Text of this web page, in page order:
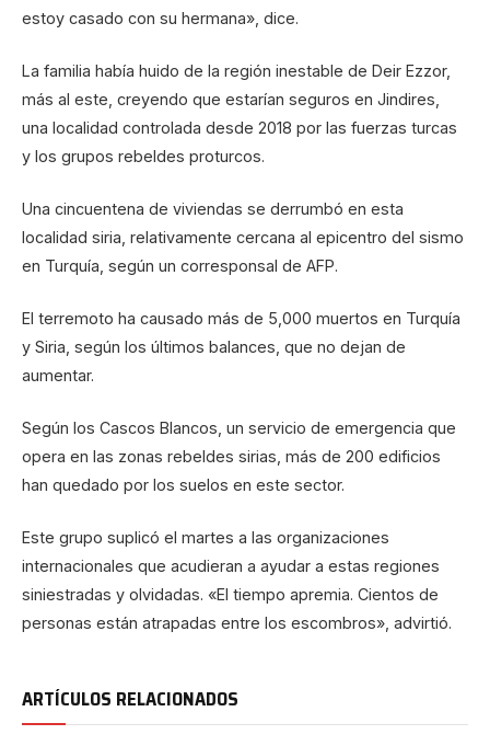
estoy casado con su hermana», dice.
La familia había huido de la región inestable de Deir Ezzor,
más al este, creyendo que estarían seguros en Jindires,
una localidad controlada desde 2018 por las fuerzas turcas
y los grupos rebeldes proturcos.
Una cincuentena de viviendas se derrumbó en esta
localidad siria, relativamente cercana al epicentro del sismo
en Turquía, según un corresponsal de AFP.
El terremoto ha causado más de 5,000 muertos en Turquía
y Siria, según los últimos balances, que no dejan de
aumentar.
Según los Cascos Blancos, un servicio de emergencia que
opera en las zonas rebeldes sirias, más de 200 edificios
han quedado por los suelos en este sector.
Este grupo suplicó el martes a las organizaciones
internacionales que acudieran a ayudar a estas regiones
siniestradas y olvidadas. «El tiempo apremia. Cientos de
personas están atrapadas entre los escombros», advirtió.
ARTÍCULOS RELACIONADOS